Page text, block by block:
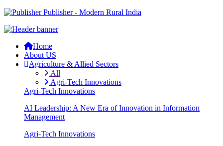
Publisher - Modern Rural India
Home
About US
Agriculture & Allied Sectors
All
Agri-Tech Innovations
Agri-Tech Innovations
AI Leadership: A New Era of Innovation in Information
Management
Agri-Tech Innovations